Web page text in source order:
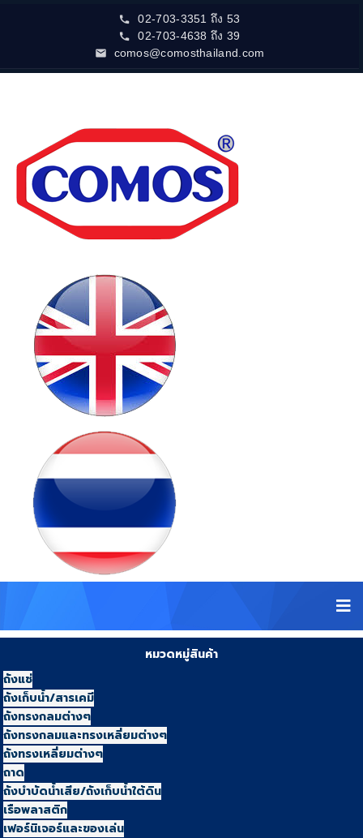
02-703-3351 ถึง 53
02-703-4638 ถึง 39
comos@comosthailand.com
หมวดหมู่สินค้า
ถังแช่
ถังเก็บน้ำ/สารเคมี
ถังทรงกลมต่างๆ
ถังทรงกลมและทรงเหลี่ยมต่างๆ
ถังทรงเหลี่ยมต่างๆ
ถาด
ถังบำบัดน้ำเสีย/ถังเก็บน้ำใต้ดิน
เรือพลาสติก
เฟอร์นิเจอร์และของเล่น